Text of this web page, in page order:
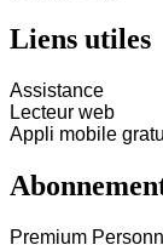
Liens utiles
Assistance
Lecteur web
Appli mobile
Premium